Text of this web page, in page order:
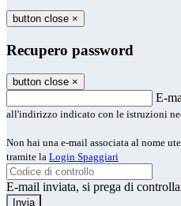
button close ×
Recupero password
button close ×
E-
all'indirizzo indicato con le istruzioni
Non hai una e-mail associata al nome
tramite la Login Spaggiari
E-mail inviata, si prega di